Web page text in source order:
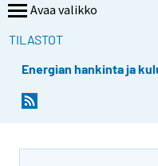
Avaa valikko
TILASTOT
Energian hankinta ja